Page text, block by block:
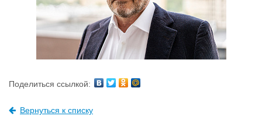
Поделиться ссылкой:
Вернуться к списку